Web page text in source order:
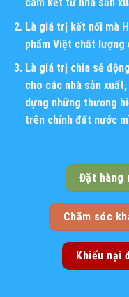
Là giá trị kết nối mà
phẩm Việt chất
Là giá trị chia sẻ
cho các nhà sản
dựng những thương
trên chính đất nước
Đặt hàng
Chăm sóc
Khiếu nại